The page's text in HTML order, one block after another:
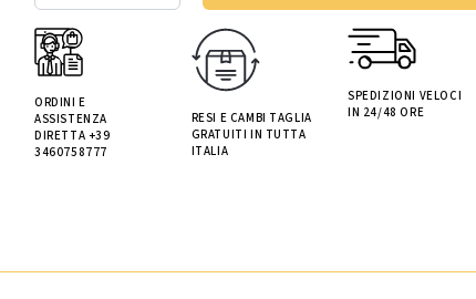
ORDINI E
ASSISTENZA
DIRETTA +39
3460758777
RESI E CAMBI TAGLIA
GRATUITI IN TUTTA
ITALIA
SPEDIZIONI VELOCI
IN 24/48 ORE